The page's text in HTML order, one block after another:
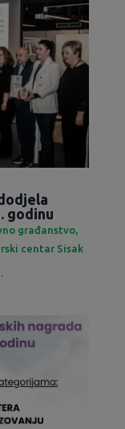
godinu
građanstvo,
centar Sisak